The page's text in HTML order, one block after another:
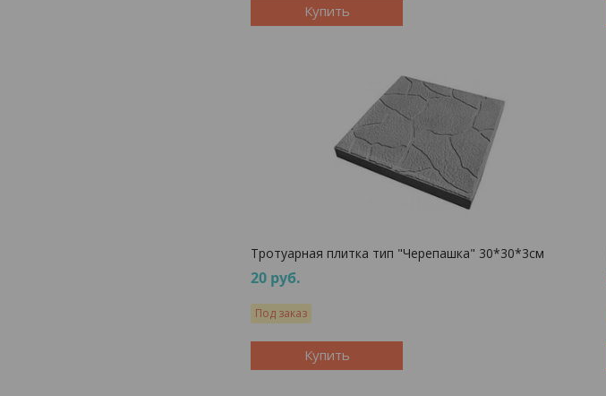
Купить
Тротуарная плитка тип "Черепашка" 30*30*3см
20 руб.
Под заказ
Купить